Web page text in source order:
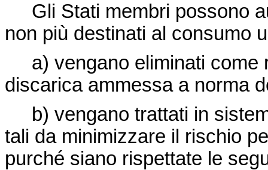
Gli Stati membri possono
non più destinati al consumo
a) vengano eliminati come
discarica ammessa a norma
b) vengano trattati in
tali da minimizzare il rischio
purché siano rispettate le